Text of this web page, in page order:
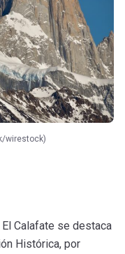
wirestock)
Calafate se destaca
Histórica, por